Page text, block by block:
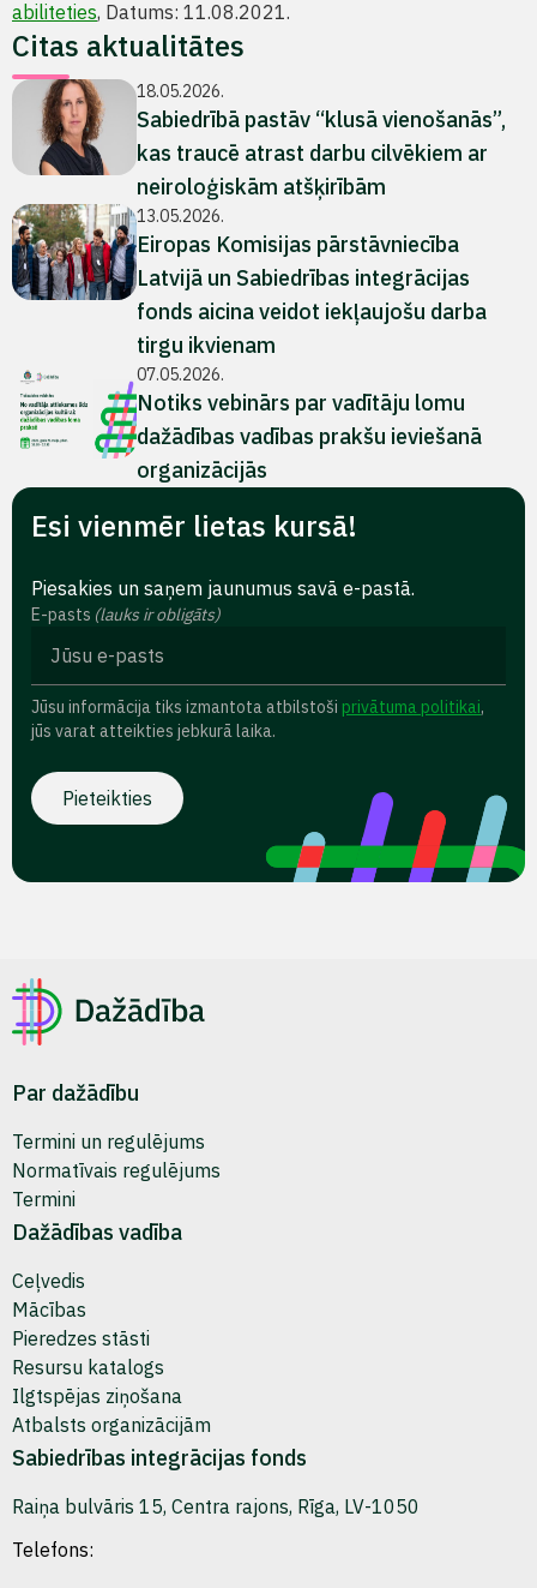
abiliteties, Datums: 11.08.2021.
Citas aktualitātes
18.05.2026.
Sabiedrībā pastāv “klusā vienošanās”,
kas traucē atrast darbu cilvēkiem ar
neiroloģiskām atšķirībām
13.05.2026.
Eiropas Komisijas pārstāvniecība
Latvijā un Sabiedrības integrācijas
fonds aicina veidot iekļaujošu darba
tirgu ikvienam
07.05.2026.
Notiks vebinārs par vadītāju lomu
dažādības vadības prakšu ieviešanā
organizācijās
Esi vienmēr lietas kursā!
Piesakies un saņem jaunumus savā e-pastā.
E-pasts (lauks ir obligāts)
Jūsu informācija tiks izmantota atbilstoši privātuma politikai,
jūs varat atteikties jebkurā laika.
Par dažādību
Termini un regulējums
Normatīvais regulējums
Termini
Dažādības vadība
Ceļvedis
Mācības
Pieredzes stāsti
Resursu katalogs
Ilgtspējas ziņošana
Atbalsts organizācijām
Sabiedrības integrācijas fonds
Raiņa bulvāris 15, Centra rajons, Rīga, LV-1050
Telefons: